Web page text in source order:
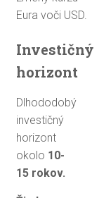
Eura voči USD.
Investičný
horizont
Dlhododobý
investičný
horizont
okolo 10-
15 rokov.